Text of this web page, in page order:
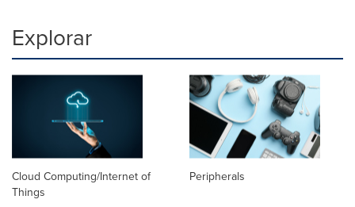
Explorar
Cloud Computing/Internet of
Things
Peripherals